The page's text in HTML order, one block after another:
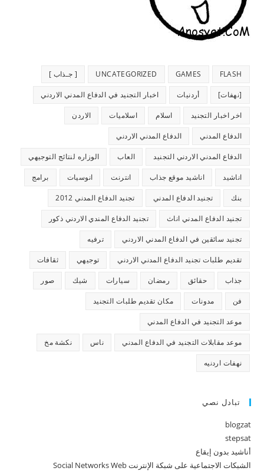
FLASH
GAMES
UNCATEGORIZED [ جـذاب ]
[نهفات] أردنيات اخبار التجنيد في الدفاع المدني الاردني
اخر اخبار التجنيد اسلام اسلاميات الاردن
الدفاع المدني الدفاع المدني الاردني
الدفاع المدني الاردني التجنيد العاب الوزاره لنتائج التوجيهي
اناشيد اناشيد موقع جذاب انترنت انوسيات برامج
بنك تجنيد الدفاع المدني تجنيد الدفاع المدني 2012
تجنيد الدفاع المدني اناث تجنيد الدفاع المندي الاردني ذكور
تجنيد سائقين في الدفاع المدني الاردني ترفيه
تقديم طلبات تجنيد الدفاع المدني الاردني توجيهي ثقافات
جذاب حقائق رمضان سيارات شيك صور
فن مدونات مكان تقديم طلبات التجنيد
موعد التجنيد في الدفاع المدني
موعد مقابلات التجنيد في الدفاع المدني ناس نكشة مخ
نهفات اردنيه
تبادل نصي
blogzat
stepsat
أناشيد بدون إيقاع
الشبكات الاجتماعية على شبكة الإنترنت Social Networks Web